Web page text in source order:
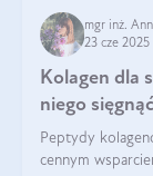
mgr inż.
23 cze 2025
Kolagen dla
niego
Peptydy
cennym